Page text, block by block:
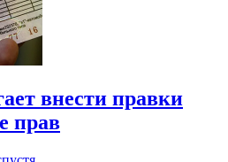
внести правки
прав